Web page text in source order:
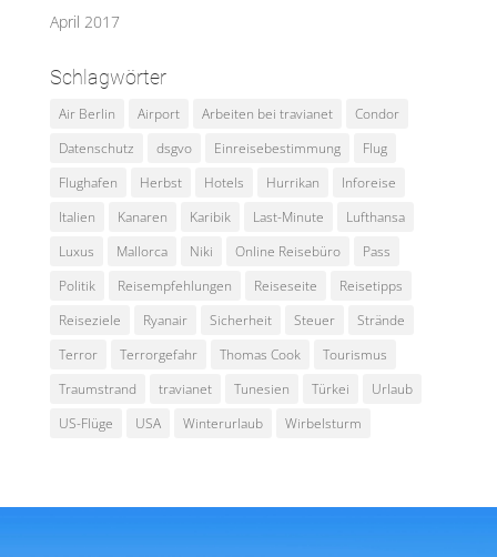
April 2017
Schlagwörter
Air Berlin Airport Arbeiten bei travianet
Condor
Datenschutz
dsgvo Einreisebestimmung
Flug
Flughafen
Herbst Hotels Hurrikan
Inforeise
Italien
Kanaren Karibik Last-Minute
Lufthansa
Luxus
Mallorca Niki Online Reisebüro
Pass
Politik
Reisempfehlungen Reiseseite
Reisetipps
Reiseziele
Ryanair Sicherheit Steuer
Strände
Terror
Terrorgefahr Thomas Cook
Tourismus
Traumstrand
travianet Tunesien Türkei
Urlaub
US-Flüge
USA Winterurlaub Wirbelsturm